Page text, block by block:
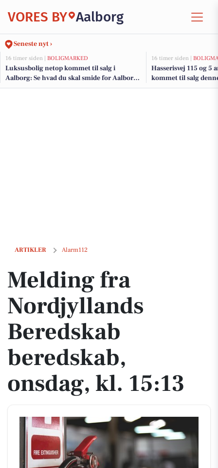
VORES BY Aalborg
Seneste nyt ›
16 timer siden | BOLIGMARKED
Luksusbolig netop kommet til salg i
Aalborg: Se hvad du skal smide for Aalborgs
dyreste adresser her
16 timer siden |
Hasserisvej 115 og 5
kommet til salg
boligerne her.
ARTIKLER Alarm112
Melding fra Nordjyllands Beredskab beredskab, onsdag, kl. 15:13
Melding fra
Nordjyllands
Beredskab
beredskab,
onsdag, kl. 15:13